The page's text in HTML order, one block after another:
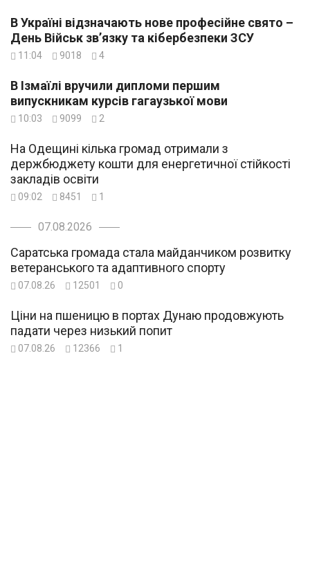
В Україні відзначають нове професійне свято –
День Військ зв’язку та кібербезпеки ЗСУ
11:04 9018 4
В Ізмаїлі вручили дипломи першим
випускникам курсів гагаузької мови
10:03 9099 2
На Одещині кілька громад отримали з
держбюджету кошти для енергетичної стійкості
закладів освіти
09:02 8451 1
07.08.2026
Саратська громада стала майданчиком розвитку
ветеранського та адаптивного спорту
07.08.26 12501 0
Ціни на пшеницю в портах Дунаю продовжують
падати через низький попит
07.08.26 12366 1